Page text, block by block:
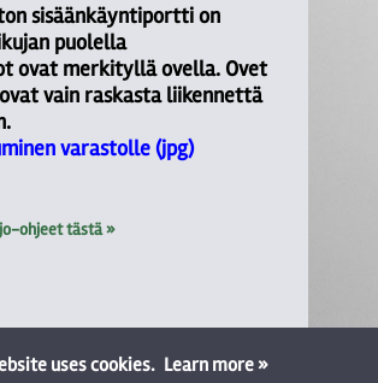
sisäänkäyntiportti on
puolella
ovat merkityllä ovella. Ovet
vain raskasta liikennettä
varastolle (jpg)
ohjeet tästä »
uses cookies. Learn more »